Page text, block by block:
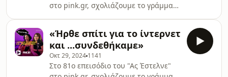
στο pink.gr, σχολιάζουμε το γράμμα
η δεύτερη φίλη μας λέει τον πόνο της
για τον έρωτά της με το αφεντικό της,
ενώ η τελευταία ιστορία μας
ταρακούνησε και μας συγκλόνισε
«Ήρθε σπίτι για το ίντερνετ
και ...συνδεθήκαμε»
Οκτ 29, 2024 1141
Στο 81ο επεισόδιο του "Ας Έστελνε"